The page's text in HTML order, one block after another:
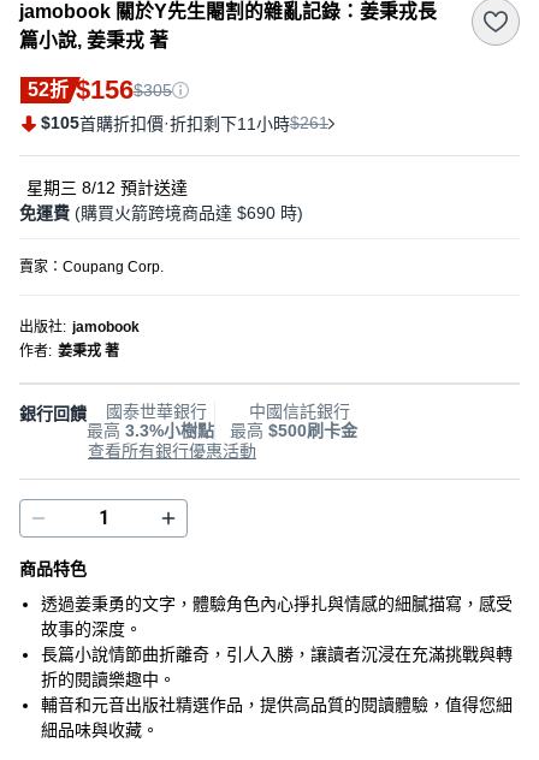
jamobook 關於Y先生閹割的雜亂記錄：姜秉戎長
篇小說, 姜秉戎 著
52折 $156$305
$105首購折扣價·折扣剩下11小時$261
星期三 8/12 預計送達
免運費 (購買火箭跨境商品達 $690 時)
賣家： Coupang Corp.
出版社: jamobook
作者: 姜秉戎 著
銀行回饋
國泰世華銀行
最高 3.3%小樹點
中國信託銀行
最高 $500刷卡金
查看所有銀行優惠活動
商品特色
透過姜秉勇的文字，體驗角色內心掙扎與情感的細膩描寫，感受
故事的深度。
長篇小說情節曲折離奇，引人入勝，讓讀者沉浸在充滿挑戰與轉
折的閱讀樂趣中。
輔音和元音出版社精選作品，提供高品質的閱讀體驗，值得您細
細品味與收藏。